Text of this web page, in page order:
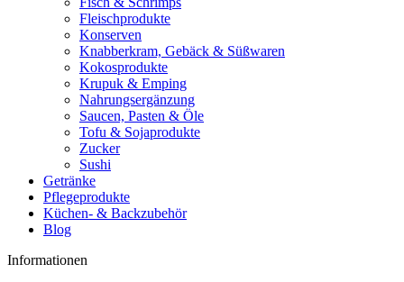
Fleischprodukte
Konserven
Knabberkram, Gebäck & Süßwaren
Kokosprodukte
Krupuk & Emping
Nahrungsergänzung
Saucen, Pasten & Öle
Tofu & Sojaprodukte
Zucker
Sushi
Getränke
Pflegeprodukte
Küchen- & Backzubehör
Blog
Informationen